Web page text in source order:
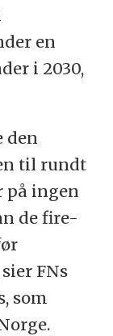
en
i 2030,
den
til rundt
på ingen
de fire-
FNs
som